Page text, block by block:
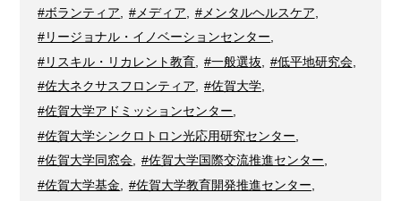
#ボランティア
#メディア #メンタルヘルスケア
#リージョナル・イノベーションセンター
#リスキル・リカレント教育
#一般選抜 #低平地研究会,
#佐大ネクサスフロンティア, #佐賀大学,
#佐賀大学アドミッションセンター
#佐賀大学シンクロトロン光応用研究センター
#佐賀大学同窓会
#佐賀大学国際交流推進センター
#佐賀大学基金
#佐賀大学教育開発推進センター